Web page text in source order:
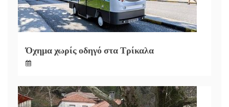
Όχημα χωρίς οδηγό στα Τρίκαλα